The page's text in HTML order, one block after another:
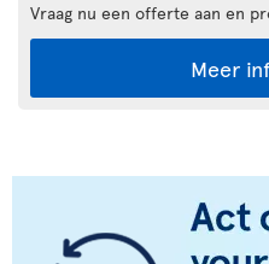
Vraag nu een offerte aan en
Meer